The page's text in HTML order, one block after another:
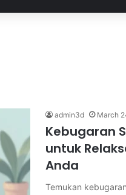
admin3d March
Kebugaran
untuk
Anda
Temukan